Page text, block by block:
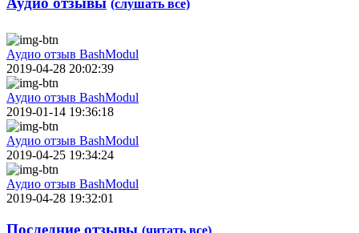
(слушать все)
Аудио отзыв BashModul
2019-04-28 20:02:39
Аудио отзыв BashModul
2019-01-14 19:36:18
Аудио отзыв BashModul
2019-04-25 19:34:24
Аудио отзыв BashModul
2019-04-28 19:32:01
Последние отзывы (читать все)